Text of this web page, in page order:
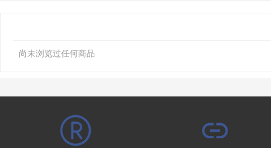
尚未浏览过任何商品